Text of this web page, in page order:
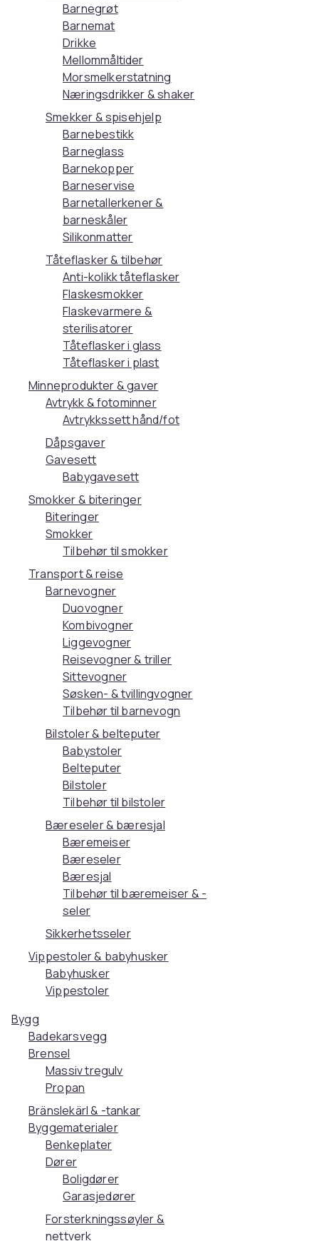
Barnegrøt
Barnemat
Drikke
Mellommåltider
Morsmelkerstatning
Næringsdrikker & shaker
Smekker & spisehjelp
Barnebestikk
Barneglass
Barnekopper
Barneservise
Barnetallerkener &
barneskåler
Silikonmatter
Tåteflasker & tilbehør
Anti-kolikk tåteflasker
Flaskesmokker
Flaskevarmere &
sterilisatorer
Tåteflasker i glass
Tåteflasker i plast
Minneprodukter & gaver
Avtrykk & fotominner
Avtrykkssett hånd/fot
Dåpsgaver
Gavesett
Babygavesett
Smokker & biteringer
Biteringer
Smokker
Tilbehør til smokker
Transport & reise
Barnevogner
Duovogner
Kombivogner
Liggevogner
Reisevogner & triller
Sittevogner
Søsken- & tvillingvogner
Tilbehør til barnevogn
Bilstoler & belteputer
Babystoler
Belteputer
Bilstoler
Tilbehør til bilstoler
Bæreseler & bæresjal
Bæremeiser
Bæreseler
Bæresjal
Tilbehør til bæremeiser & -
seler
Sikkerhetsseler
Vippestoler & babyhusker
Babyhusker
Vippestoler
Bygg
Badekarsvegg
Brensel
Massiv tregulv
Propan
Bränslekärl & -tankar
Byggematerialer
Benkeplater
Dører
Boligdører
Garasjedører
Forsterkningssøyler &
nettverk